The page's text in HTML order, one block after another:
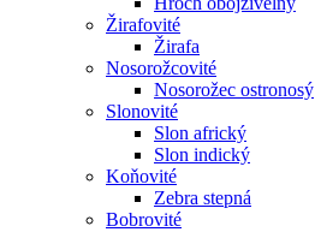
Žirafovité
Žirafa
Nosorožcovité
Nosorožec ostronosý
Slonovité
Slon africký
Slon indický
Koňovité
Zebra stepná
Bobrovité